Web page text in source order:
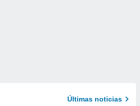
Últimas noticias